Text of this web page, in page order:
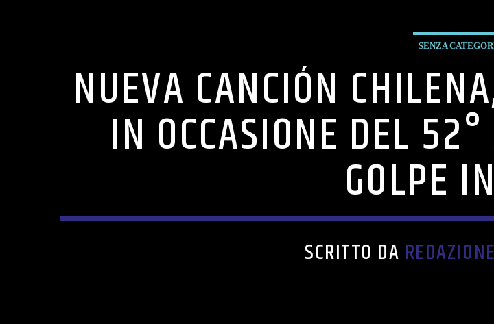
SENZA
NUEVA CANCIÓN
IN OCCASIONE DEL
GOLPE
SCRITTO DA REDAZIONE